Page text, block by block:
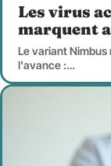
Les virus
marquent
Le variant
l'avance :…